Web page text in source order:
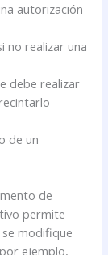
autorización
no realizar una
debe realizar
de un
de
permite
modifique
ejemplo,